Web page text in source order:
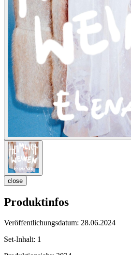
close
Produktinfos
Veröffentlichungsdatum: 28.06.2024
Set-Inhalt: 1